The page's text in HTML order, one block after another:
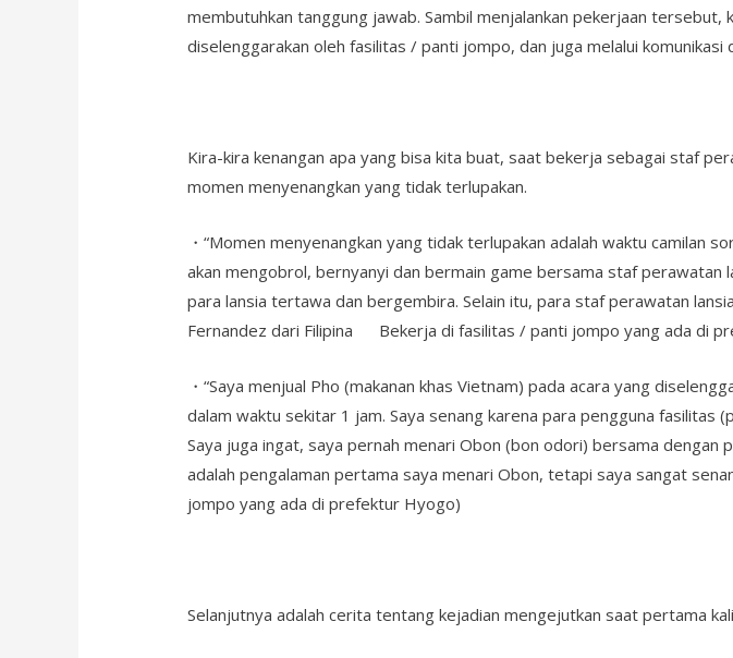
membutuhkan tanggung jawab. Sambil menjalankan pekerjaan tersebut,
diselenggarakan oleh fasilitas / panti jompo, dan juga melalui komunikasi
Kira-kira kenangan apa yang bisa kita buat, saat bekerja sebagai staf
momen menyenangkan yang tidak terlupakan.
・“Momen menyenangkan yang tidak terlupakan adalah waktu camilan
akan mengobrol, bernyanyi dan bermain game bersama staf perawatan
para lansia tertawa dan bergembira. Selain itu, para staf perawatan
Fernandez dari Filipina Bekerja di fasilitas / panti jompo yang ada di
・“Saya menjual Pho (makanan khas Vietnam) pada acara yang
dalam waktu sekitar 1 jam. Saya senang karena para pengguna fasilitas
Saya juga ingat, saya pernah menari Obon (bon odori) bersama dengan
adalah pengalaman pertama saya menari Obon, tetapi saya sangat
jompo yang ada di prefektur Hyogo)
Selanjutnya adalah cerita tentang kejadian mengejutkan saat pertama